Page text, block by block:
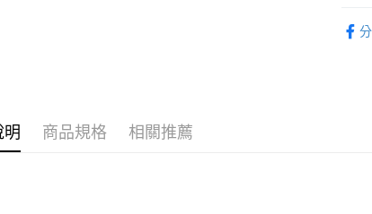
宅
明 商品規格 相關推薦